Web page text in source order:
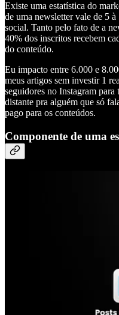
Existe uma estatística do
de uma newsletter vale de 5
social. Tanto pelo fato de a
40% dos inscritos recebem
do conteúdo.
Eu impacto entre 6.000 e
meus artigos sem investir 1
seguidores no Instagram
distante pra alguém que só
pago para os conteúdos.
Componente de uma